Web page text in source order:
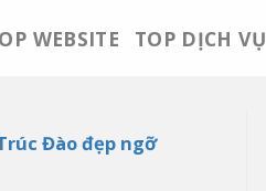
WEBSITE TOP DỊCH VỤ
Đào đẹp ngỡ